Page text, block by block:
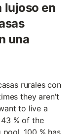
lujoso en
una
rurales con
they aren't
to live a
% of the
100 % has